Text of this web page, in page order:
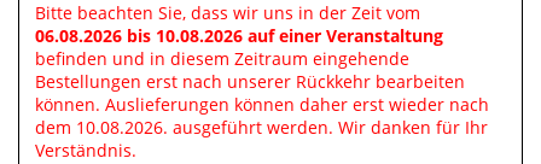
Bitte beachten Sie, dass wir uns in der Zeit vom
06.08.2026 bis 10.08.2026 auf einer Veranstaltung
befinden und in diesem Zeitraum eingehende
Bestellungen erst nach unserer Rückkehr bearbeiten
können. Auslieferungen können daher erst wieder nach
dem 10.08.2026. ausgeführt werden. Wir danken für Ihr
Verständnis.